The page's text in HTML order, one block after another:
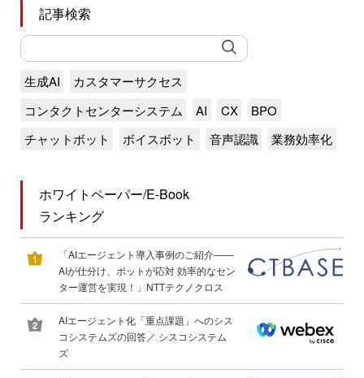
記事検索
生成AI
カスタマーサクセス
コンタクトセンターシステム
AI CX
BPO
チャットボット
ボイスボット 音声認識 業務効率化
ホワイトペーパー/E-Book
ランキング
「AIエージェント導入事例のご紹介――
AIが仕分け、ボットが応対 効率的なセン
ター運営を実現！」NTTテクノクロス
AIエージェント化「重点課題」へのシス
コシステムズの回答／ シスコシステム
ズ